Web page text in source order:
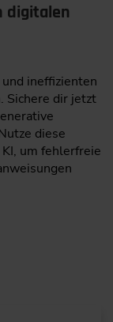
digitalen
ineffizienten
Sichere dir jetzt
diese
um fehlerfreie